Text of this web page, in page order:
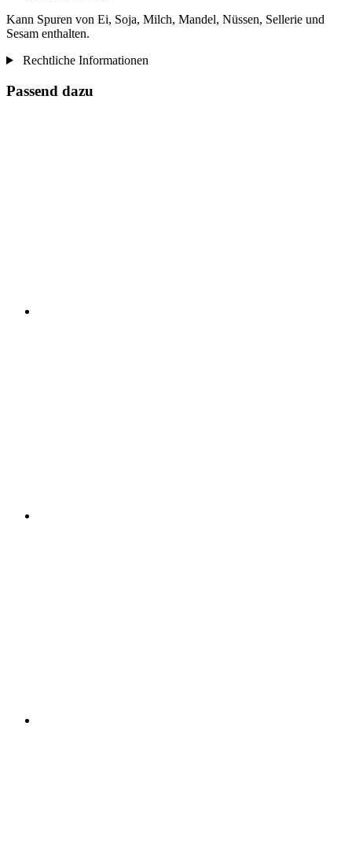
Kann Spuren von Ei, Soja, Milch, Mandel, Nüssen, Sellerie und
Sesam enthalten.
Rechtliche Informationen
Passend dazu